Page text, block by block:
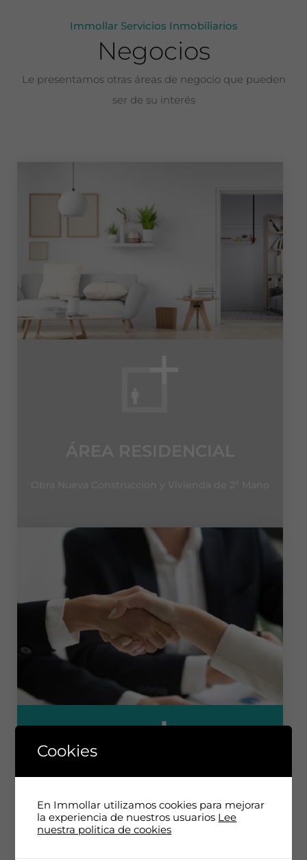
Immollar Servicios Inmobiliarios
Negocios
Le presentamos otras áreas de negocio que pueden
ser de su interés
ÁREA EMPRESAS
Cookies
En Immollar utilizamos cookies para mejorar
la experiencia de nuestros usuarios Lee
nuestra politica de cookies